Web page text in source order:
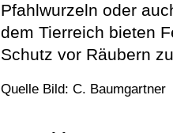
Pfahlwurzeln oder
dem Tierreich bieten
Schutz vor Räubern
Quelle Bild: C. Baumgartner